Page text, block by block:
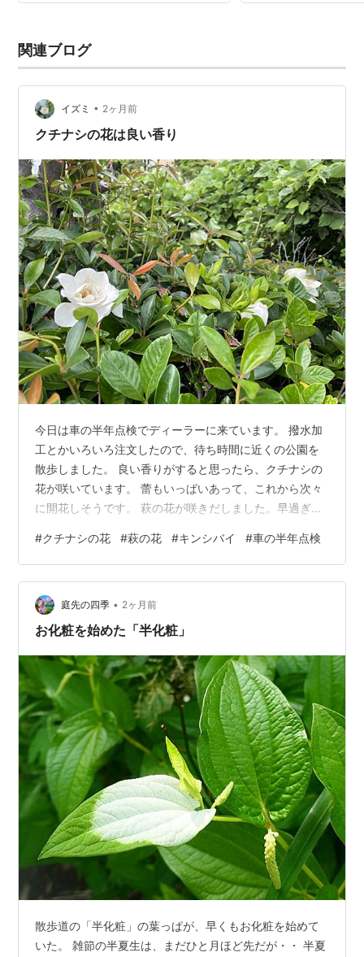
関連ブログ
イズミ • 2ヶ月前
クチナシの花は良い香り
今日は車の半年点検でディーラーに来ています。 撥水加
工とかいろいろ注文したので、待ち時間に近くの公園を
散歩しました。 良い香りがすると思ったら、クチナシの
花が咲いています。 蕾もいっぱいあって、これから次々
に開花しそうです。 萩の花が咲きだしました。早過ぎじ
ほんブログ村 にほんブログ村 フレンチ・ブルドッグラン
キング 拍手ボタン ランキング参加中gooからきました
#クチナシの花 #萩の花 #キンシバイ #車の半年点検
庭先の四季 • 2ヶ月前
お化粧を始めた「半化粧」
散歩道の「半化粧」の葉っぱが、早くもお化粧を始めて
いた。 雑節の半夏生は、まだひと月ほど先だが・・ 半夏